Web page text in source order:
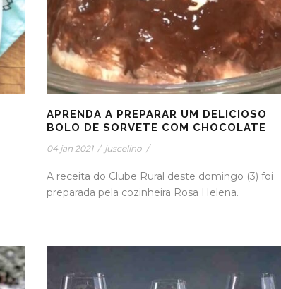
APRENDA A PREPARAR UM DELICIOSO
BOLO DE SORVETE COM CHOCOLATE
04 jan 2021 / juscelino /
A receita do Clube Rural deste domingo (3) foi
preparada pela cozinheira Rosa Helena.